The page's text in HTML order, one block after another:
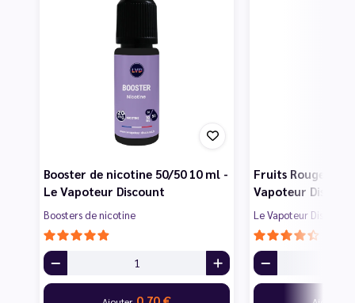
Booster de nicotine 50/50 10 ml -
Le Vapoteur Discount
Boosters de nicotine
Fruits Rouges 50
Vapoteur
Le Vapoteur Discount